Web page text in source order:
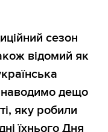
сезон
відомий як
дещо
яку робили
їхнього Дня